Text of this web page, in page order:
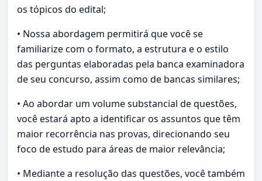
os tópicos do edital;
• Nossa abordagem permitirá que você se
familiarize com o formato, a estrutura e o estilo
das perguntas elaboradas pela banca examinadora
de seu concurso, assim como de bancas similares;
• Ao abordar um volume substancial de questões,
você estará apto a identificar os assuntos que têm
maior recorrência nas provas, direcionando seu
foco de estudo para áreas de maior relevância;
• Mediante a resolução das questões, você também